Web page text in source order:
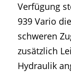
Verfügung
939 Vario
schweren
zusätzlich
Hydraulik